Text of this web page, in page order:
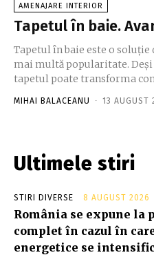
AMENAJARE INTERIOR
Tapetul în baie.
Tapetul în baie este o
mai multă popularitate. Deși
tapetul poate transforma
MIHAI BALACEANU - 13 AUGUST
Ultimele stiri
STIRI DIVERSE 8 AUGUST 2026
România se expune la
complet în cazul în
energetice se